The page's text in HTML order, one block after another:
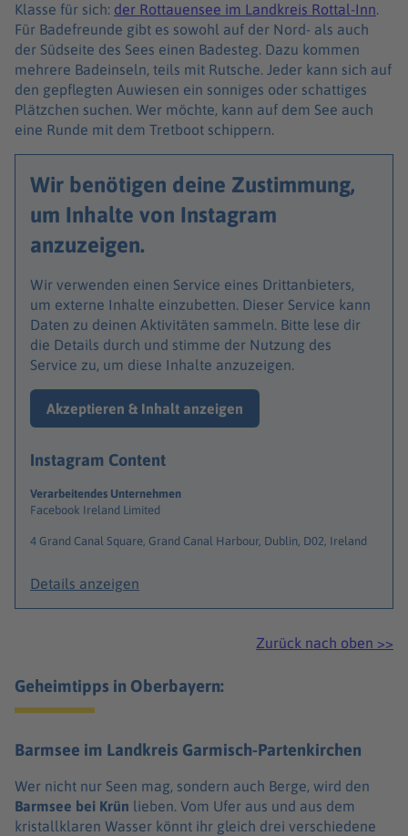
Klasse für sich: der Rottauensee im Landkreis Rottal-Inn.
Für Badefreunde gibt es sowohl auf der Nord- als auch
der Südseite des Sees einen Badesteg. Dazu kommen
mehrere Badeinseln, teils mit Rutsche. Jeder kann sich auf
den gepflegten Auwiesen ein sonniges oder schattiges
Plätzchen suchen. Wer möchte, kann auf dem See auch
eine Runde mit dem Tretboot schippern.
Wir benötigen deine Zustimmung,
um Inhalte von Instagram
anzuzeigen.
Wir verwenden einen Service eines Drittanbieters,
um externe Inhalte einzubetten. Dieser Service kann
Daten zu deinen Aktivitäten sammeln. Bitte lese dir
die Details durch und stimme der Nutzung des
Service zu, um diese Inhalte anzuzeigen.
Akzeptieren & Inhalt anzeigen
Instagram Content
Verarbeitendes Unternehmen
Facebook Ireland Limited
4 Grand Canal Square, Grand Canal Harbour, Dublin, D02, Ireland
Details anzeigen
Zurück nach oben >>
Geheimtipps in Oberbayern:
Barmsee im Landkreis Garmisch-Partenkirchen
Wer nicht nur Seen mag, sondern auch Berge, wird den
Barmsee bei Krün lieben. Vom Ufer aus und aus dem
kristallklaren Wasser könnt ihr gleich drei verschiedene